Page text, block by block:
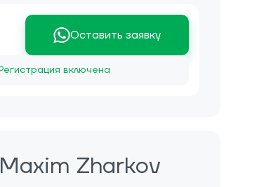
Оставить заявку
включена
Maxim Zharkov